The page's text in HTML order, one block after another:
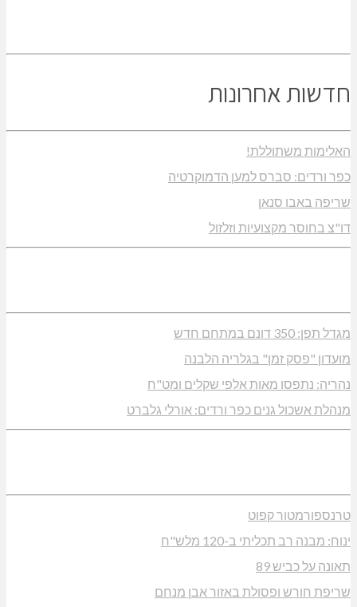
חדשות אחרונות
האלימות משתוללת!
כפר ורדים: סברס למען הדמוקרטיה
שריפה באבו סנאן
דו"צ בחוסר מקצועיות וזלזול
מגדל תפן: 350 דונם במתחם חדש
מועדון "פסק זמן" בגלריה הלבנה
נהריה: נתפסו מאות אלפי שקלים ומט"ח
מנהלת אשכול גנים כפר ורדים: אורלי גלברט
טרנספורמטור קפוט
ינוח: מבנה רב תכליתי ב-120 מלש"ח
תאונה על כביש 89
שריפת חורש ופסולת באזור אבן מנחם